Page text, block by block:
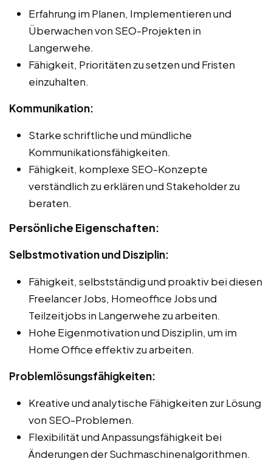
Erfahrung im Planen, Implementieren und
Überwachen von SEO-Projekten in
Langerwehe.
Fähigkeit, Prioritäten zu setzen und Fristen
einzuhalten.
Kommunikation:
Starke schriftliche und mündliche
Kommunikationsfähigkeiten.
Fähigkeit, komplexe SEO-Konzepte
verständlich zu erklären und Stakeholder zu
beraten.
Persönliche Eigenschaften:
Selbstmotivation und Disziplin:
Fähigkeit, selbstständig und proaktiv bei diesen
Freelancer Jobs, Homeoffice Jobs und
Teilzeitjobs in Langerwehe zu arbeiten.
Hohe Eigenmotivation und Disziplin, um im
Home Office effektiv zu arbeiten.
Problemlösungsfähigkeiten:
Kreative und analytische Fähigkeiten zur Lösung
von SEO-Problemen.
Flexibilität und Anpassungsfähigkeit bei
Änderungen der Suchmaschinenalgorithmen.